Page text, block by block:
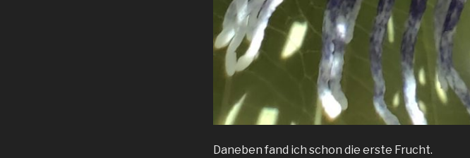
Daneben fand ich schon die erste Frucht.